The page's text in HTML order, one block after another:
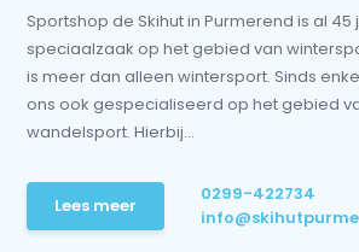
Sportshop de Skihut in Purmerend is al 45
speciaalzaak op het gebied van
is meer dan alleen wintersport. Sinds
ons ook gespecialiseerd op het gebied
wandelsport. Hierbij...
Lees meer
0299-422734